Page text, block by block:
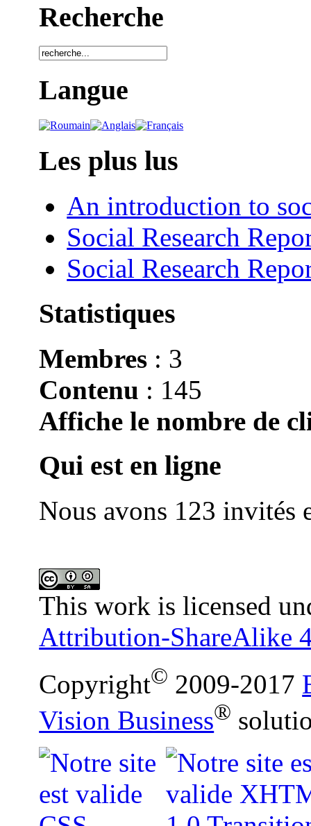
Recherche
Langue
Les plus lus
An introduction to
Social Research
Social Research
Statistiques
Membres : 3
Contenu : 145
Affiche le nombre de
Qui est en ligne
Nous avons 123 invités
This work is licensed
Attribution-ShareAlike
Copyright© 2009-2017
Vision Business®